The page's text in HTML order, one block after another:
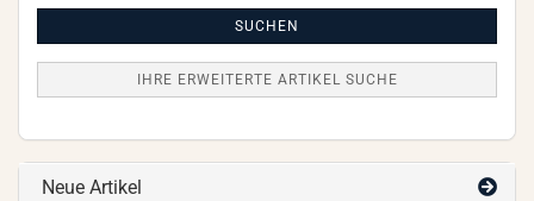
SUCHEN
IHRE ERWEITERTE ARTIKEL SUCHE
Neue Artikel